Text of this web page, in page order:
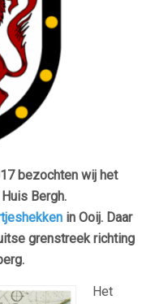
bezochten wij het
Bergh.
in Ooij. Daar
grenstreek richting
Het